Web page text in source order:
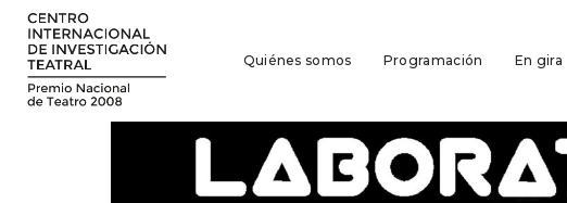
Quiénes somos Programación En gira